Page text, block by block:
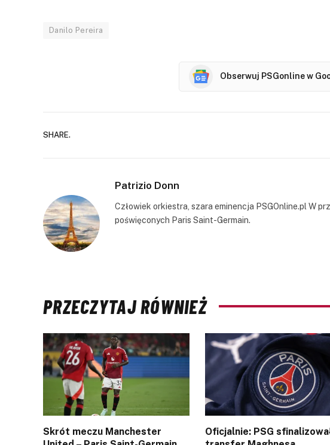
Danilo Pereira
Obserwuj PSGonline w
SHARE.
Patrizio Donn
Człowiek orkiestra, szara eminencja PSGOnline.pl W
poświęconych Paris Saint-Germain.
PRZECZYTAJ RÓWNIEŻ
Skrót meczu Manchester
Oficjalnie: PSG